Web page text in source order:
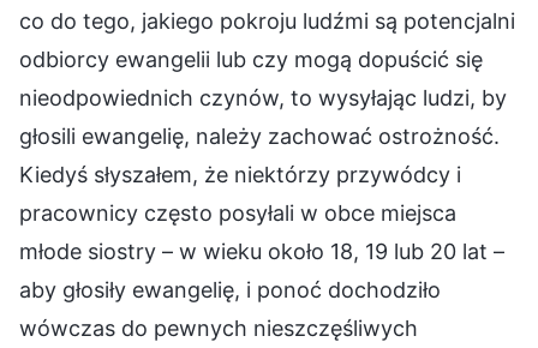
co do tego, jakiego pokroju ludźmi są potencjalni
odbiorcy ewangelii lub czy mogą dopuścić się
nieodpowiednich czynów, to wysyłając ludzi, by
głosili ewangelię, należy zachować ostrożność.
Kiedyś słyszałem, że niektórzy przywódcy i
pracownicy często posyłali w obce miejsca
młode siostry – w wieku około 18, 19 lub 20 lat –
aby głosiły ewangelię, i ponoć dochodziło
wówczas do pewnych nieszczęśliwych